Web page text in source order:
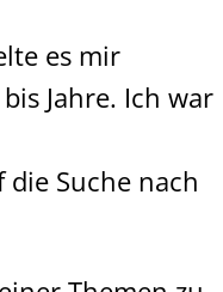
es mir
Jahre. Ich war
Suche nach